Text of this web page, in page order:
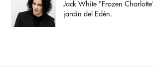
Jack White "Frozen
jardín del Edén.